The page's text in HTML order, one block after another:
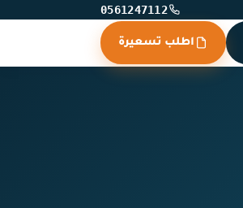
0561247112
اطلب تسعيرة